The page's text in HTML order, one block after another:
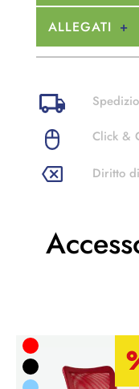
ALLEGATI
Click &
Diritto